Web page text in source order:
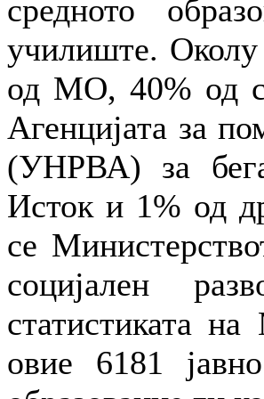
средното
училиште.
од МО, 40% од
Агенцијата за
(УНРВА) за
Исток и 1% од
се
социјален
статистиката
овие 6181